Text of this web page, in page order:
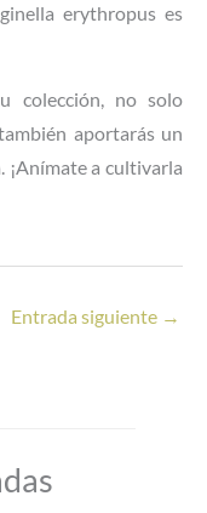
erythropus es
colección, no solo
aportarás un
a cultivarla
Entrada siguiente →